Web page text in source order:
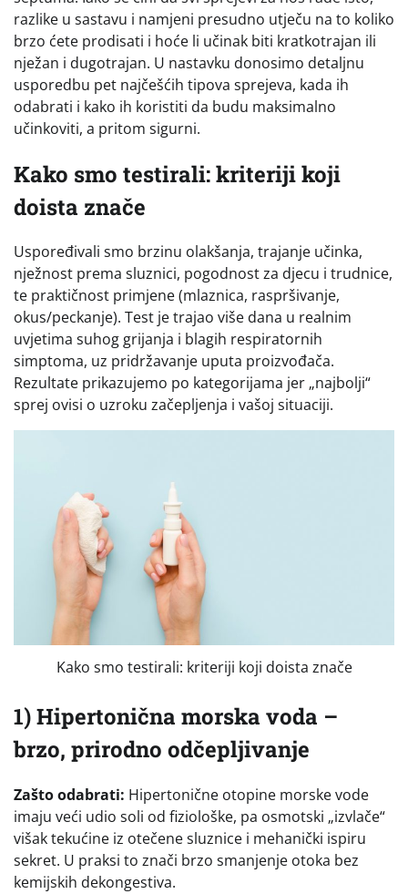
razlike u sastavu i namjeni presudno utječu na to koliko
brzo ćete prodisati i hoće li učinak biti kratkotrajan ili
nježan i dugotrajan. U nastavku donosimo detaljnu
usporedbu pet najčešćih tipova sprejeva, kada ih
odabrati i kako ih koristiti da budu maksimalno
učinkoviti, a pritom sigurni.
Kako smo testirali: kriteriji koji
doista znače
Uspoređivali smo brzinu olakšanja, trajanje učinka,
nježnost prema sluznici, pogodnost za djecu i trudnice,
te praktičnost primjene (mlaznica, raspršivanje,
okus/peckanje). Test je trajao više dana u realnim
uvjetima suhog grijanja i blagih respiratornih
simptoma, uz pridržavanje uputa proizvođača.
Rezultate prikazujemo po kategorijama jer „najbolji“
sprej ovisi o uzroku začepljenja i vašoj situaciji.
Kako smo testirali: kriteriji koji doista znače
1) Hipertonična morska voda –
brzo, prirodno odčepljivanje
Zašto odabrati: Hipertonične otopine morske vode
imaju veći udio soli od fiziološke, pa osmotski „izvlače“
višak tekućine iz otečene sluznice i mehanički ispiru
sekret. U praksi to znači brzo smanjenje otoka bez
kemijskih dekongestiva.